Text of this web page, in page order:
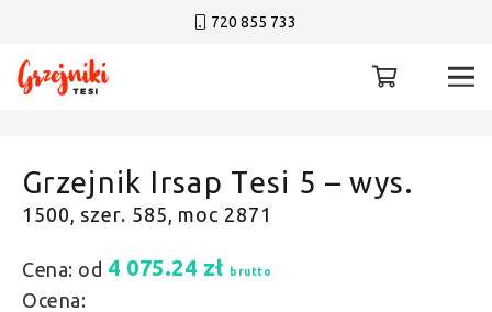
720 855 733
Grzejnik Irsap Tesi 5 – wys.
1500, szer. 585, moc 2871
Cena: od 4 075.24 zł brutto
Ocena: